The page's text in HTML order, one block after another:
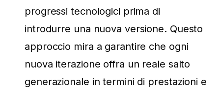
progressi tecnologici prima di
introdurre una nuova versione. Questo
approccio mira a garantire che ogni
nuova iterazione offra un reale salto
generazionale in termini di prestazioni e